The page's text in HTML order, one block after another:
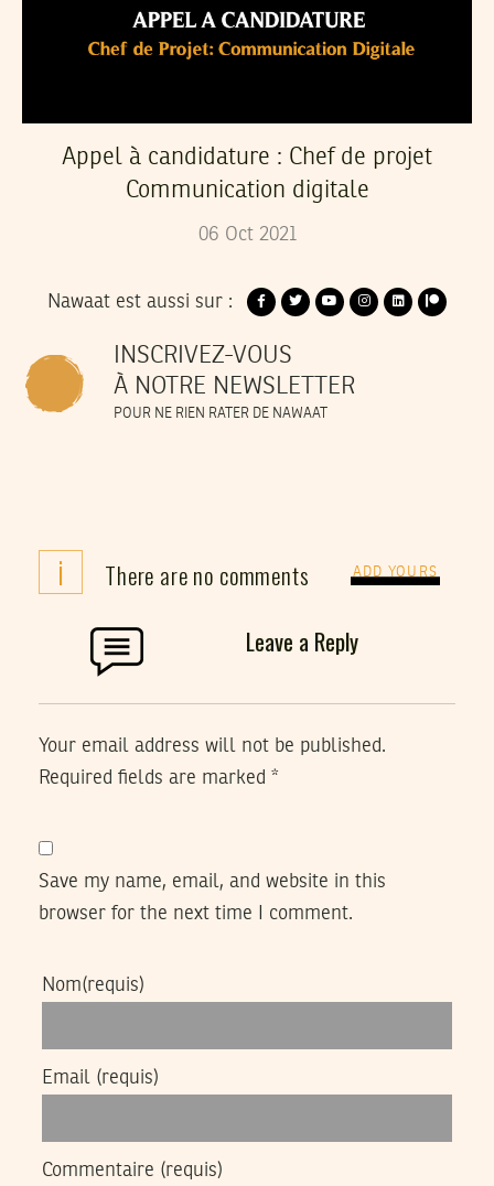
Appel à candidature : Chef de projet
Communication digitale
06 Oct 2021
Nawaat est aussi sur :
INSCRIVEZ-VOUS
À NOTRE NEWSLETTER
POUR NE RIEN RATER DE NAWAAT
i There are no comments ADD YOURS
Leave a Reply
Your email address will not be published.
Required fields are marked *
Save my name, email, and website in this
browser for the next time I comment.
Nom(requis)
Email (requis)
Commentaire (requis)